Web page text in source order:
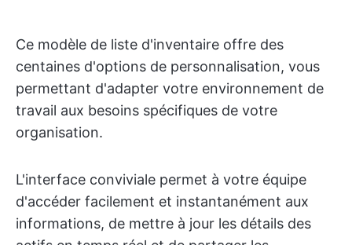
Ce modèle de liste d'inventaire offre des
centaines d'options de personnalisation, vous
permettant d'adapter votre environnement de
travail aux besoins spécifiques de votre
organisation.
L'interface conviviale permet à votre équipe
d'accéder facilement et instantanément aux
informations, de mettre à jour les détails des